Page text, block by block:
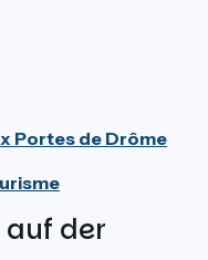
Portes de Drôme
auf der